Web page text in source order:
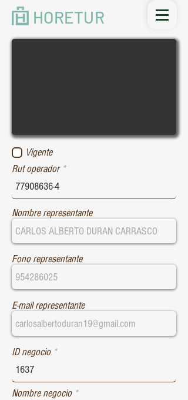
HORETUR
Vigente
Rut operador
Nombre representante
Fono representante
E-mail representante
ID negocio
Nombre negocio